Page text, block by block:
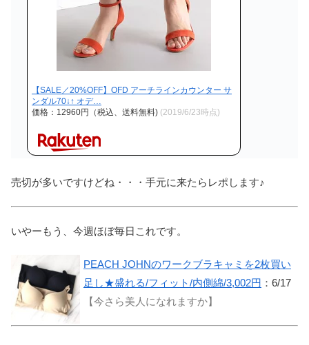
【SALE／20%OFF】OFD アーチラインカウンター サ
ンダル70↓↑ オデ…
価格：12960円（税込、送料無料) (2019/6/23時点)
売切が多いですけどね・・・手元に来たらレポします♪
いやーもう、今週ほぼ毎日これです。
PEACH JOHNのワークブラキャミを2枚買い
足し★盛れる/フィット/内側綿/3,002円 ：6/17
【今さら美人になれますか】